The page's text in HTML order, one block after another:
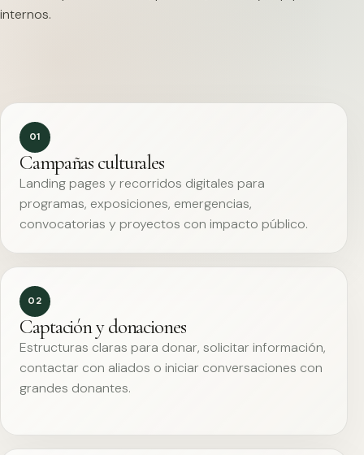
internos.
01
Campañas culturales
Landing pages y recorridos digitales para
programas, exposiciones, emergencias,
convocatorias y proyectos con impacto público.
02
Captación y donaciones
Estructuras claras para donar, solicitar información,
contactar con aliados o iniciar conversaciones con
grandes donantes.